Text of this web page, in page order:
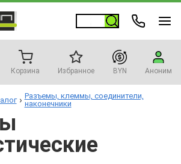
Корзина Избранное BYN Аноним
Разъемы, клеммы, соединители,
наконечники